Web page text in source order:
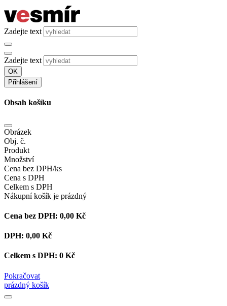
Zadejte text
Zadejte text
OK
Přihlášení
Obsah košíku
Obrázek
Obj. č.
Produkt
Množství
Cena bez DPH/ks
Cena s DPH
Celkem s DPH
Nákupní košík je prázdný
Cena bez DPH: 0,00 Kč
DPH: 0,00 Kč
Celkem s DPH: 0 Kč
Pokračovat
prázdný košík